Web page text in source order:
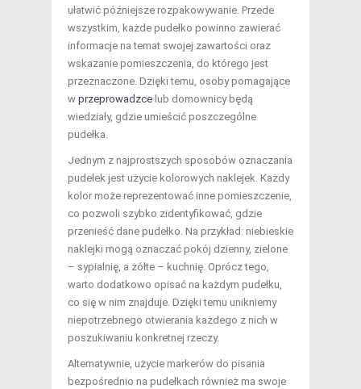
ułatwić późniejsze rozpakowywanie. Przede
wszystkim, każde pudełko powinno zawierać
informacje na temat swojej zawartości oraz
wskazanie pomieszczenia, do którego jest
przeznaczone. Dzięki temu, osoby pomagające
w przeprowadzce lub domownicy będą
wiedziały, gdzie umieścić poszczególne
pudełka.
Jednym z najprostszych sposobów oznaczania
pudełek jest użycie kolorowych naklejek. Każdy
kolor może reprezentować inne pomieszczenie,
co pozwoli szybko zidentyfikować, gdzie
przenieść dane pudełko. Na przykład: niebieskie
naklejki mogą oznaczać pokój dzienny, zielone
– sypialnię, a żółte – kuchnię. Oprócz tego,
warto dodatkowo opisać na każdym pudełku,
co się w nim znajduje. Dzięki temu unikniemy
niepotrzebnego otwierania każdego z nich w
poszukiwaniu konkretnej rzeczy.
Alternatywnie, użycie markerów do pisania
bezpośrednio na pudełkach również ma swoje